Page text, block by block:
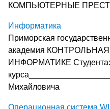
КОМПЬЮТЕРНЫЕ
Информатика
Приморская
академия
ИНФОРМАТИКЕ Студента:
Михайловича
Операционная система